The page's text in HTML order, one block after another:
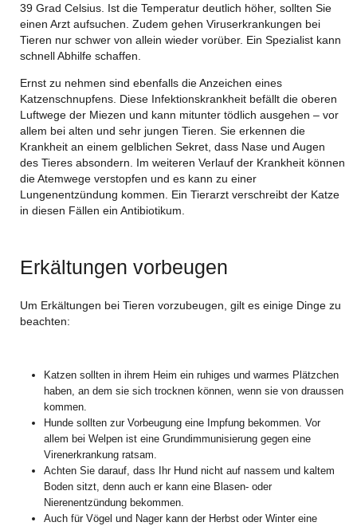
39 Grad Celsius. Ist die Temperatur deutlich höher, sollten Sie
einen Arzt aufsuchen. Zudem gehen Viruserkrankungen bei
Tieren nur schwer von allein wieder vorüber. Ein Spezialist kann
schnell Abhilfe schaffen.
Ernst zu nehmen sind ebenfalls die Anzeichen eines
Katzenschnupfens. Diese Infektionskrankheit befällt die oberen
Luftwege der Miezen und kann mitunter tödlich ausgehen – vor
allem bei alten und sehr jungen Tieren. Sie erkennen die
Krankheit an einem gelblichen Sekret, dass Nase und Augen
des Tieres absondern. Im weiteren Verlauf der Krankheit können
die Atemwege verstopfen und es kann zu einer
Lungenentzündung kommen. Ein Tierarzt verschreibt der Katze
in diesen Fällen ein Antibiotikum.
Erkältungen vorbeugen
Um Erkältungen bei Tieren vorzubeugen, gilt es einige Dinge zu
beachten:
Katzen sollten in ihrem Heim ein ruhiges und warmes Plätzchen
haben, an dem sie sich trocknen können, wenn sie von draussen
kommen.
Hunde sollten zur Vorbeugung eine Impfung bekommen. Vor
allem bei Welpen ist eine Grundimmunisierung gegen eine
Virenerkrankung ratsam.
Achten Sie darauf, dass Ihr Hund nicht auf nassem und kaltem
Boden sitzt, denn auch er kann eine Blasen- oder
Nierenentzündung bekommen.
Auch für Vögel und Nager kann der Herbst oder Winter eine